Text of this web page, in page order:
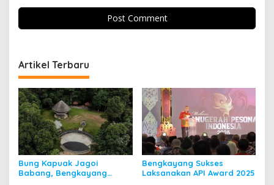
Artikel Terbaru
Bung Kapuak Jagoi
Babang, Bengkayang
Bengkayang Sukses
Laksanakan API Award 2025